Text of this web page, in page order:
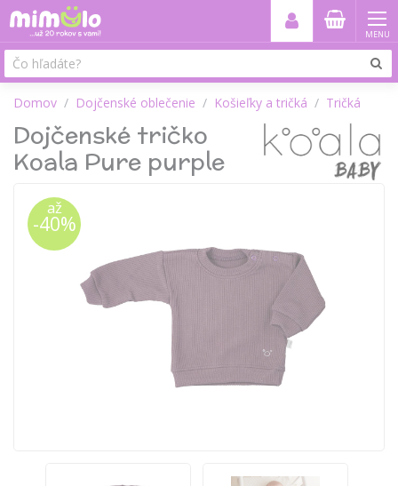
MENU
Domov Dojčenské oblečenie Košieľky a tričká Tričká
Dojčenské tričko
Koala Pure purple
až
-40%